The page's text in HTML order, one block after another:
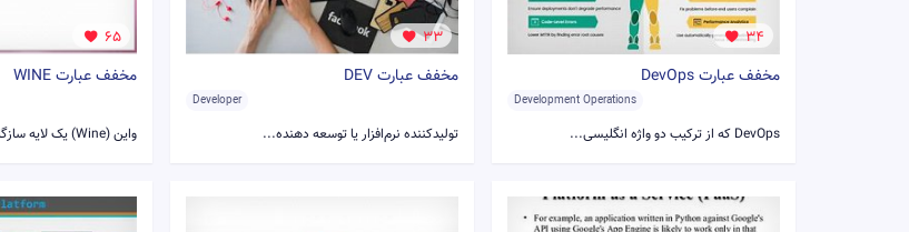
34
مخفف عبارت DevOps
Development Operations
DevOps که از ترکیب دو واژه انگلیسی...
33
مخفف عبارت DEV
Developer
تولیدکننده نرم‌افزار یا توسعه دهنده...
65
مخفف عبارت WINE
واین (Wine) یک لایه سازگاری آزاد و...